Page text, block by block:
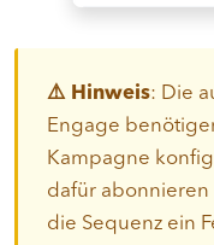
⚠️ Hinweis: Die
Engage
Kampagne
dafür abonnieren
die Sequenz ein